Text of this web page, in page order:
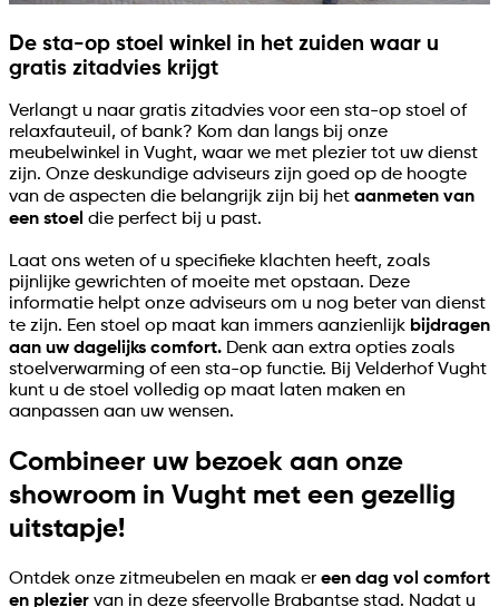
De sta-op stoel winkel in het zuiden waar u
gratis zitadvies krijgt
Verlangt u naar gratis zitadvies voor een sta-op stoel of
relaxfauteuil, of bank? Kom dan langs bij onze
meubelwinkel in Vught, waar we met plezier tot uw dienst
zijn. Onze deskundige adviseurs zijn goed op de hoogte
van de aspecten die belangrijk zijn bij het aanmeten van
een stoel die perfect bij u past.
Laat ons weten of u specifieke klachten heeft, zoals
pijnlijke gewrichten of moeite met opstaan. Deze
informatie helpt onze adviseurs om u nog beter van dienst
te zijn. Een stoel op maat kan immers aanzienlijk bijdragen
aan uw dagelijks comfort. Denk aan extra opties zoals
stoelverwarming of een sta-op functie. Bij Velderhof Vught
kunt u de stoel volledig op maat laten maken en
aanpassen aan uw wensen.
Combineer uw bezoek aan onze
showroom in Vught met een gezellig
uitstapje!
Ontdek onze zitmeubelen en maak er een dag vol comfort
en plezier van in deze sfeervolle Brabantse stad. Nadat u